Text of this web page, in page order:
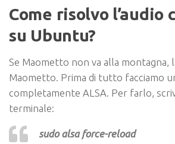
Come risolvo l’audio
su Ubuntu?
Se Maometto non va alla montagna,
Maometto. Prima di tutto facciamo
completamente ALSA. Per farlo,
terminale:
sudo alsa force-reload